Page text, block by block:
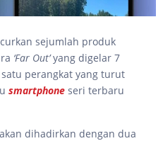
sejumlah produk
‘Far Out’yang digelar 7
perangkat yang turut
smartphone seri terbaru
dihadirkan dengan dua